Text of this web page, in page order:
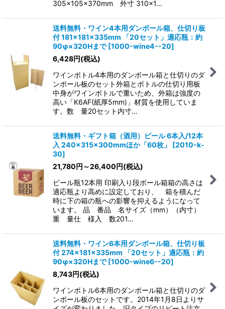
305×105×370mm 外寸 310×1…
送料無料・ワイン4本用ダンボール箱、仕切り板
付 181×181×335mm 「20セット」適応瓶：約
90φ×320Hまで [1000-wine4--20]
6,428円(税込)
ワインボトル4本用のダンボール箱と仕切りのダ
ンボール板のセット外箱とボトルの仕切り用板
中身がワインボトルで重いため、外箱は強度の
高い「K6AF(紙厚5mm)」材質を使用していま
す。数 量20セット内寸…
送料無料・ギフト箱（酒用）ビール 6本入/12本
入 240×315×300mmほか「60枚」
[2010-k-
30]
21,780円 ～26,400円(税込)
ビール瓶12本用 印刷入り段ボール箱箱の高さは
適応瓶より高めに設定しており、 箱を積んだ
時に下の箱の瓶への影響を抑えるようになって
います。 品 番品 名サイズ（mm）（内寸）
重 量仕 様入 数201…
送料無料・ワイン6本用ダンボール箱、仕切り板
付 274×181×335mm 「20セット」適応瓶：約
90φ×320Hまで [1000-wine6--20]
8,743円(税込)
ワインボトル6本用のダンボール箱と仕切りのダ
ンボール板のセットです。2014年1月8日よりサ